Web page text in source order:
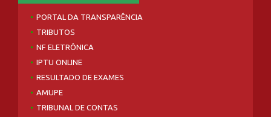
PORTAL DA TRANSPARÊNCIA
TRIBUTOS
NF ELETRÔNICA
IPTU ONLINE
RESULTADO DE EXAMES
AMUPE
TRIBUNAL DE CONTAS